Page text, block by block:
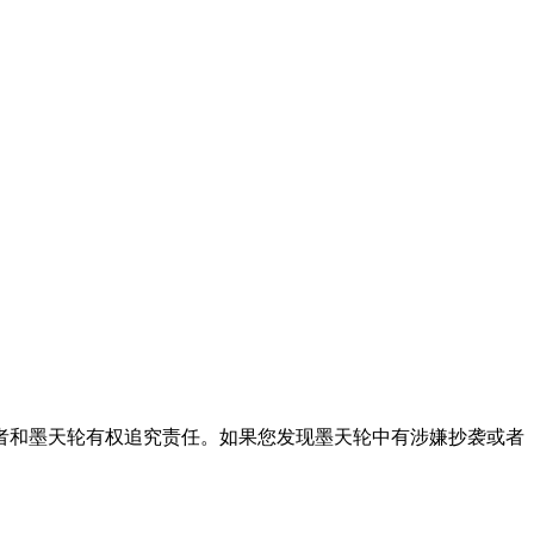
墨天轮有权追究责任。如果您发现墨天轮中有涉嫌抄袭或者